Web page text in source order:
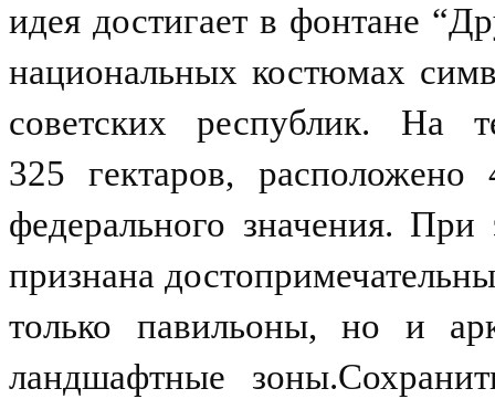
идея достигает в фонтане
национальных костюмах
советских республик. На
325 гектаров, расположено
федерального значения. При
признана
только павильоны, но и
ландшафтные